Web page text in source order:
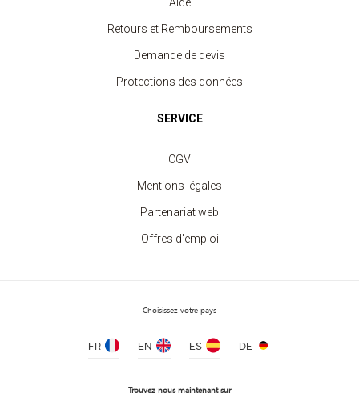
Aide
Retours et Remboursements
Demande de devis
Protections des données
SERVICE
CGV
Mentions légales
Partenariat web
Offres d'emploi
Choisissez votre pays
FR EN ES DE
Trouvez nous maintenant sur